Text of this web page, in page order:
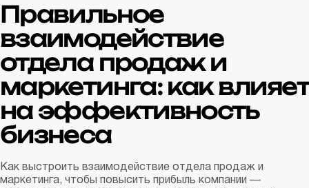
Правильное
взаимодействие
отдела продаж и
маркетинга: как влияет
на эффективность
бизнеса
Как выстроить взаимодействие отдела продаж и
маркетинга, чтобы повысить прибыль компании —